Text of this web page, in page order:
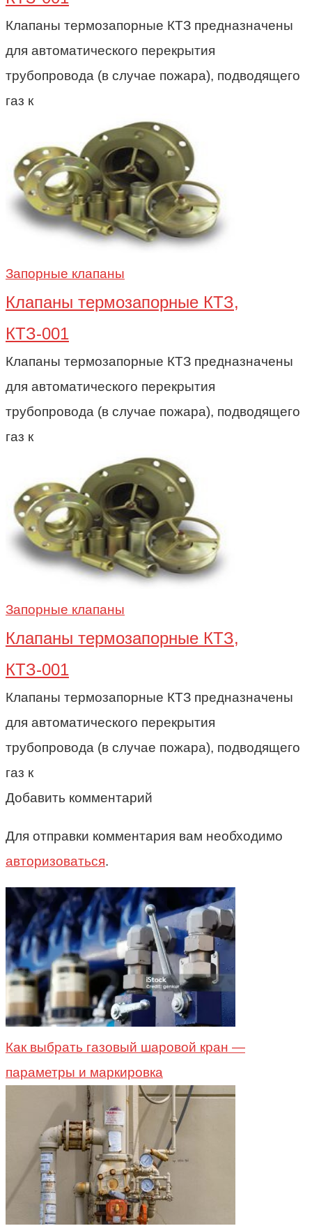
Клапаны термозапорные КТЗ предназначены
для автоматического перекрытия
трубопровода (в случае пожара), подводящего
газ к
Запорные клапаны
Клапаны термозапорные КТЗ,
КТЗ-001
Клапаны термозапорные КТЗ предназначены
для автоматического перекрытия
трубопровода (в случае пожара), подводящего
газ к
Запорные клапаны
Клапаны термозапорные КТЗ,
КТЗ-001
Клапаны термозапорные КТЗ предназначены
для автоматического перекрытия
трубопровода (в случае пожара), подводящего
газ к
Добавить комментарий
Для отправки комментария вам необходимо
авторизоваться.
Как выбрать газовый шаровой кран —
параметры и маркировка